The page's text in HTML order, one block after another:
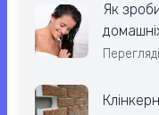
Як